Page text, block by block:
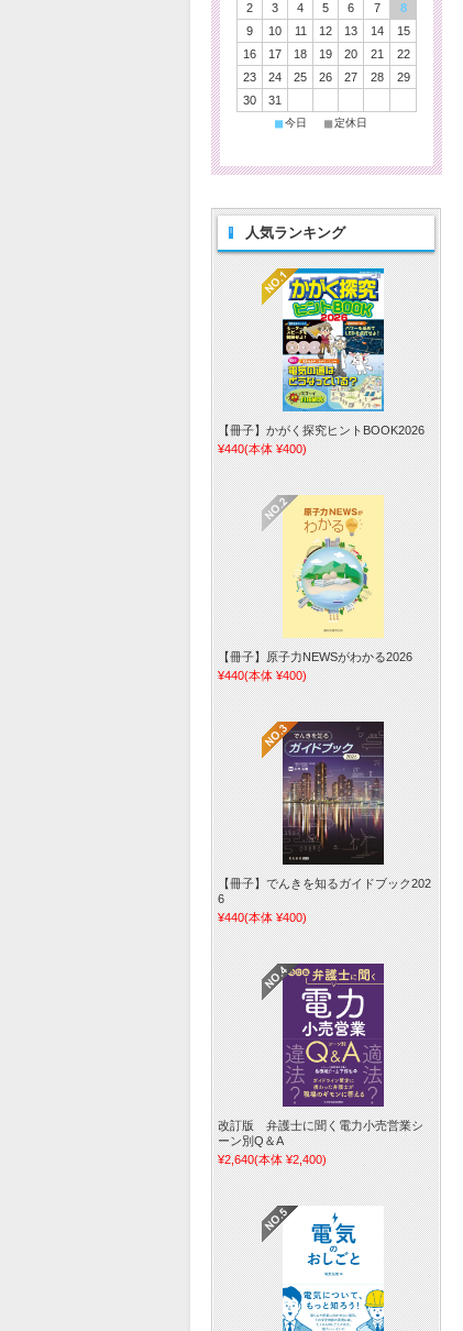
2
3 4 5 6 7
8
9
10 11 12 13 14
15
16
17 18 19 20 21
22
23
24 25 26 27 28
29
30
31
■今日 ■定休日
人気ランキング
【冊子】かがく探究ヒントBOOK2026
¥440(本体 ¥400)
【冊子】原子力NEWSがわかる2026
¥440(本体 ¥400)
【冊子】でんきを知るガイドブック202
6
¥440(本体 ¥400)
改訂版 弁護士に聞く電力小売営業シ
ーン別Q＆A
¥2,640(本体 ¥2,400)